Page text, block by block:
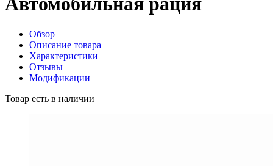
Обзор
Описание товара
Характеристики
Отзывы
Модификации
Товар есть в наличии